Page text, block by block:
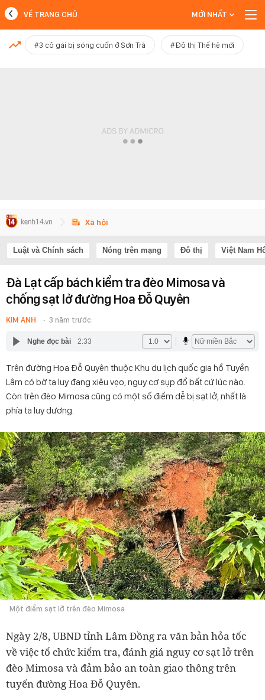
MỚI NHẤT
VỀ TRANG CHỦ MỚI NHẤT
#3 cô gái bị sóng cuốn ở Sơn Trà #Đô thị Thế hệ mới
Xã hội
Luật và Chính sách Nóng trên mạng Đô thị Việt Nam
Đà Lạt cấp bách kiểm tra đèo Mimosa và
chống sạt lở đường Hoa Đỗ Quyên
KIM ANH 3 năm trước
Nghe đọc bài 2:33
Trên đường Hoa Đỗ Quyên thuộc Khu du lịch quốc gia hồ Tuyền
Lâm có bờ ta luy đang xiêu vẹo, nguy cơ sụp đổ bất cứ lúc nào.
Còn trên đèo Mimosa cũng có một số điểm dễ bị sạt lở, nhất là
phía ta luy dương.
Một điểm sạt lở trên đèo Mimosa
Ngày 2/8, UBND tỉnh Lâm Đồng ra văn bản hỏa tốc
về việc tổ chức kiểm tra, đánh giá nguy cơ sạt lở trên
đèo Mimosa và đảm bảo an toàn giao thông trên
tuyến đường Hoa Đỗ Quyên.